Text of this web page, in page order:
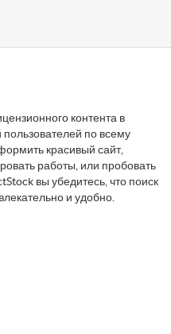
контента в
по всему
красивый сайт,
работы, или пробовать
вы убедитесь, что поиск
и удобно.